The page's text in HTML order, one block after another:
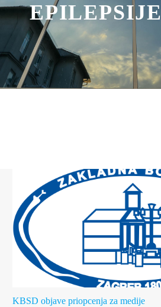
EPILEPSIJE
KBSD objave priopcenja za medije